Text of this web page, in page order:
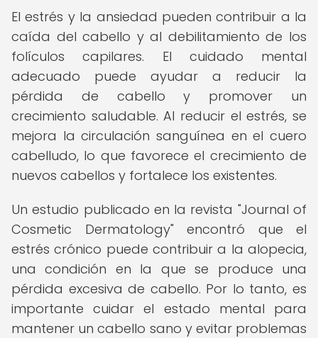
El estrés y la ansiedad pueden contribuir a la
caída del cabello y al debilitamiento de los
folículos capilares. El cuidado mental
adecuado puede ayudar a reducir la
pérdida de cabello y promover un
crecimiento saludable. Al reducir el estrés, se
mejora la circulación sanguínea en el cuero
cabelludo, lo que favorece el crecimiento de
nuevos cabellos y fortalece los existentes.
Un estudio publicado en la revista "Journal of
Cosmetic Dermatology" encontró que el
estrés crónico puede contribuir a la alopecia,
una condición en la que se produce una
pérdida excesiva de cabello. Por lo tanto, es
importante cuidar el estado mental para
mantener un cabello sano y evitar problemas